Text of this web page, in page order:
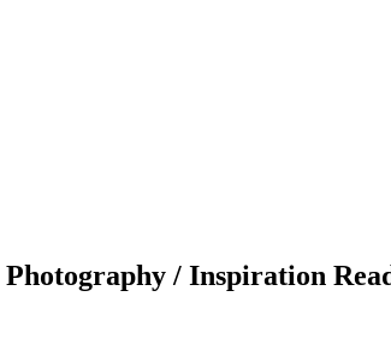
Photography / Inspiration